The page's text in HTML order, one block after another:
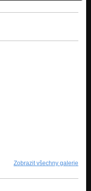
Zobrazit všechny galerie